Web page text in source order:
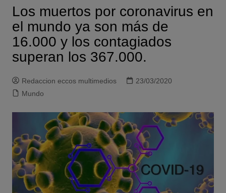
Los muertos por coronavirus en
el mundo ya son más de
16.000 y los contagiados
superan los 367.000.
Redaccion eccos multimedios
23/03/2020
Mundo